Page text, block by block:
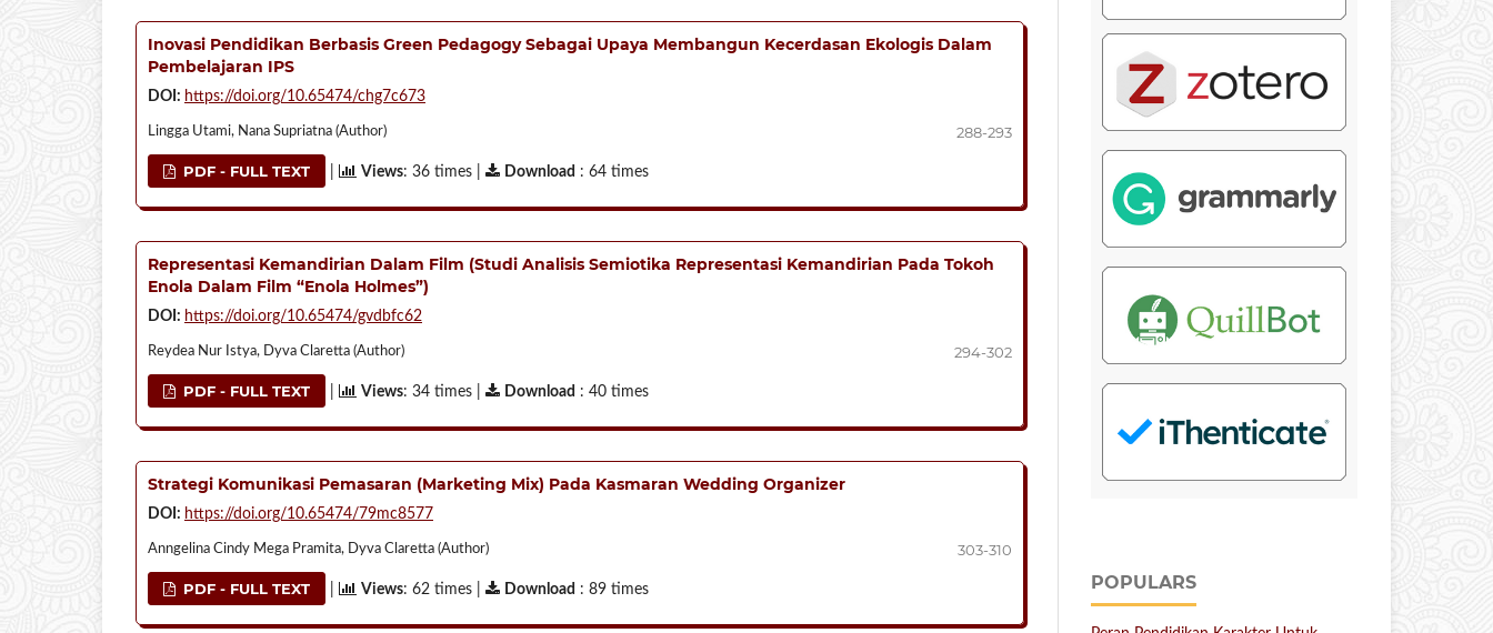
Inovasi Pendidikan Berbasis Green Pedagogy Sebagai Upaya Membangun Kecerdasan Ekologis Dalam
Pembelajaran IPS
DOI: https://doi.org/10.65474/chg7c673
Lingga Utami, Nana Supriatna (Author) 288-293
PDF - FULL TEXT Views: 36 times | Download : 64 times
Representasi Kemandirian Dalam Film (Studi Analisis Semiotika Representasi Kemandirian Pada Tokoh
Enola Dalam Film “Enola Holmes”)
DOI: https://doi.org/10.65474/gvdbfc62
Reydea Nur Istya, Dyva Claretta (Author) 294-302
PDF - FULL TEXT Views: 34 times | Download : 40 times
Strategi Komunikasi Pemasaran (Marketing Mix) Pada Kasmaran Wedding Organizer
DOI: https://doi.org/10.65474/79mc8577
Anngelina Cindy Mega Pramita, Dyva Claretta (Author) 303-310
PDF - FULL TEXT Views: 62 times | Download : 89 times POPULARS